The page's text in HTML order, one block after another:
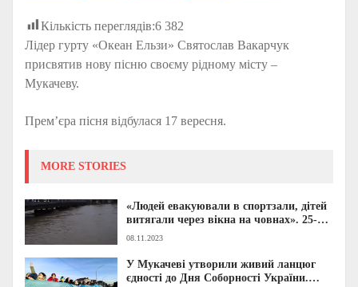
Кількість переглядів:6 382
Лідер гурту «Океан Ельзи» Святослав Вакарчук
присвятив нову пісню своєму рідному місту –
Мукачеву.
Прем’єра пісня відбулася 17 вересня.
MORE STORIES
«Людей евакуювали в спортзали, дітей
витягали через вікна на човнах». 25-
річчя повені на Закарпатті: як це було
08.11.2023
У Мукачеві утворили живий ланцюг
єдності до Дня Соборності України.